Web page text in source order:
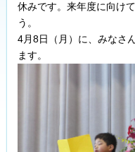
休みです。来年度に向け
う。
4月8日（月）に、みなさ
ます。